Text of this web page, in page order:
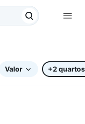
Valor +2 quartos